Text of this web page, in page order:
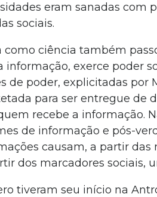
eram sanadas com
sociais.
como ciência também
exerce poder
de poder, explicitadas por
para ser entregue de
recebe a informação.
de informação e pós-
causam, a partir
dos marcadores sociais,
tiveram seu início na